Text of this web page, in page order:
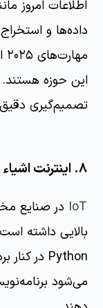
اطلاعات امروز
داده‌ها و
این حوزه هستند.
تصمیم‌گیری
۸. اینترنت اشیاء - IOT
IoT در صنایع
می‌شود